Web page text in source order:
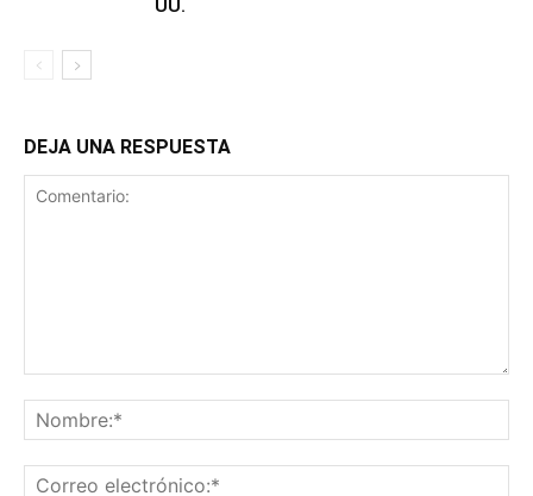
UU.
DEJA UNA RESPUESTA